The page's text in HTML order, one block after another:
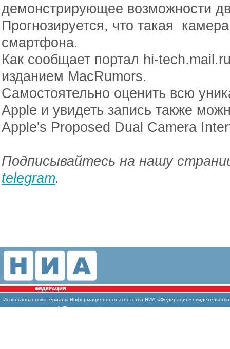
демонстрирующее возможности
Прогнозируется, что такая
смартфона.
Как сообщает портал hi-
изданием MacRumors.
Самостоятельно оценить всю
Apple и увидеть запись также
Apple's Proposed Dual Camera
Подписывайтесь на нашу
telegram.
Использованы материалы Информационного агентства НИА «Федерация»
массовых коммуникаций (Роскомнадзор)